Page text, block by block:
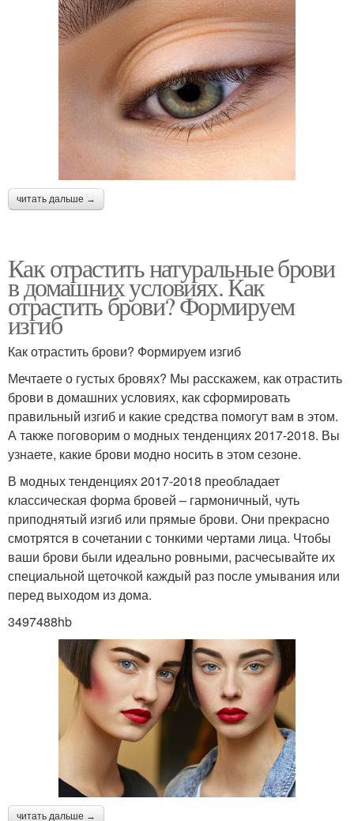
читать дальше →
Как отрастить натуральные брови
в домашних условиях. Как
отрастить брови? Формируем
изгиб
Как отрастить брови? Формируем изгиб
Мечтаете о густых бровях? Мы расскажем, как отрастить
брови в домашних условиях, как сформировать
правильный изгиб и какие средства помогут вам в этом.
А также поговорим о модных тенденциях 2017-2018. Вы
узнаете, какие брови модно носить в этом сезоне.
В модных тенденциях 2017-2018 преобладает
классическая форма бровей – гармоничный, чуть
приподнятый изгиб или прямые брови. Они прекрасно
смотрятся в сочетании с тонкими чертами лица. Чтобы
ваши брови были идеально ровными, расчесывайте их
специальной щеточкой каждый раз после умывания или
перед выходом из дома.
3497488hb
читать дальше →